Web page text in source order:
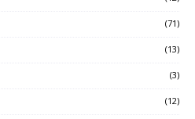
(71)
(13)
(3)
(12)